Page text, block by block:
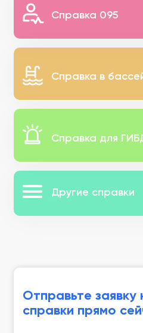
Справка 095
Справка в
Справка для
Другие справки
Отправьте заявку
справки прямо